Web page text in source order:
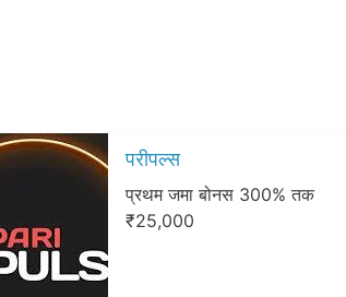
परीपल्स
प्रथम जमा बोनस 300% तक
₹25,000